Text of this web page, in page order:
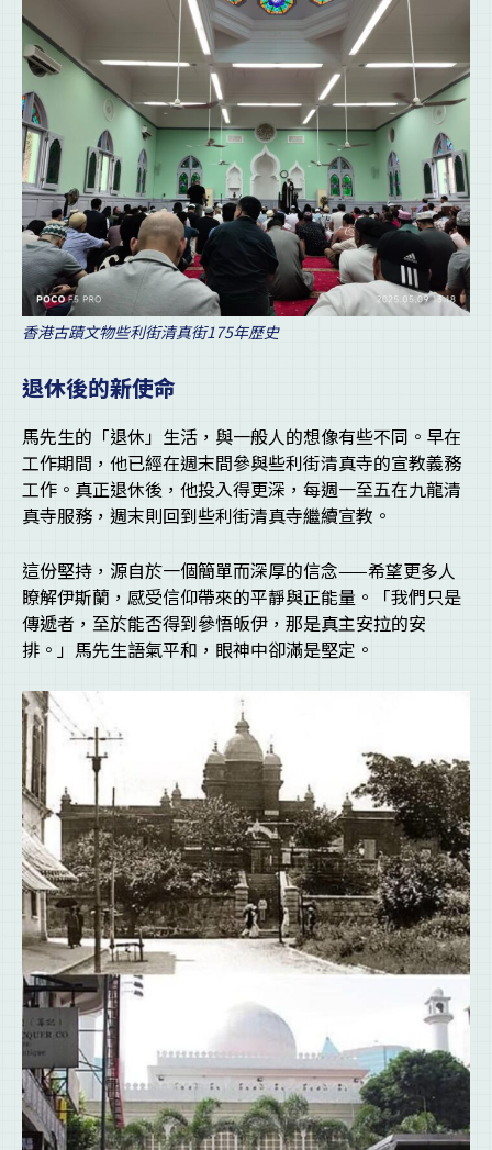
香港古蹟文物些利街清真街175年歷史
退休後的新使命
馬先生的「退休」生活，與一般人的想像有些不同。早在
工作期間，他已經在週末間參與些利街清真寺的宣教義務
工作。真正退休後，他投入得更深，每週一至五在九龍清
真寺服務，週末則回到些利街清真寺繼續宣教。
這份堅持，源自於一個簡單而深厚的信念——希望更多人
瞭解伊斯蘭，感受信仰帶來的平靜與正能量。「我們只是
傳遞者，至於能否得到參悟皈伊，那是真主安拉的安
排。」馬先生語氣平和，眼神中卻滿是堅定。